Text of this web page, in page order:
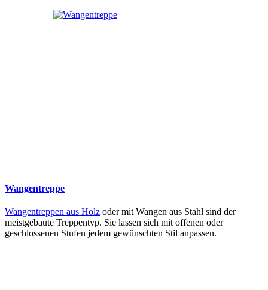
Wangentreppe
Wangentreppen aus Holz oder mit Wangen aus Stahl sind der
meistgebaute Treppentyp. Sie lassen sich mit offenen oder
geschlossenen Stufen jedem gewünschten Stil anpassen.